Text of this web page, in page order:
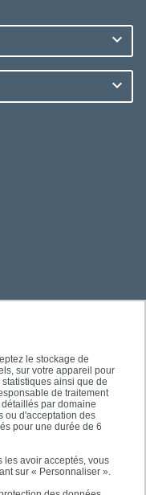
le stockage de
sur votre appareil pour
ainsi que de
de traitement
par domaine
ou d'acceptation des
pour une durée de 6
les avoir acceptés, vous
sur « Personnaliser ».